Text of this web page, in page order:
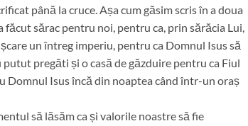
până la cruce. Așa cum găsim scris în a doua
făcut sărac pentru noi, pentru ca, prin sărăcia Lui,
un întreg imperiu, pentru ca Domnul Isus să
pregăti și o casă de găzduire pentru ca Fiul
Domnul Isus încă din noaptea când într-un oraș
să lăsăm ca și valorile noastre să fie